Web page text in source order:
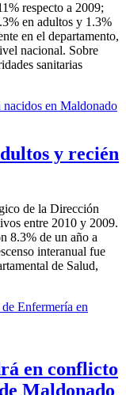
respecto a 2009;
en adultos y 1.3%
en el departamento,
nacional. Sobre
sanitarias
y recién
de la Dirección
entre 2010 y 2009.
8.3% de un año a
interanual fue
de Salud,
en conflicto
Maldonado